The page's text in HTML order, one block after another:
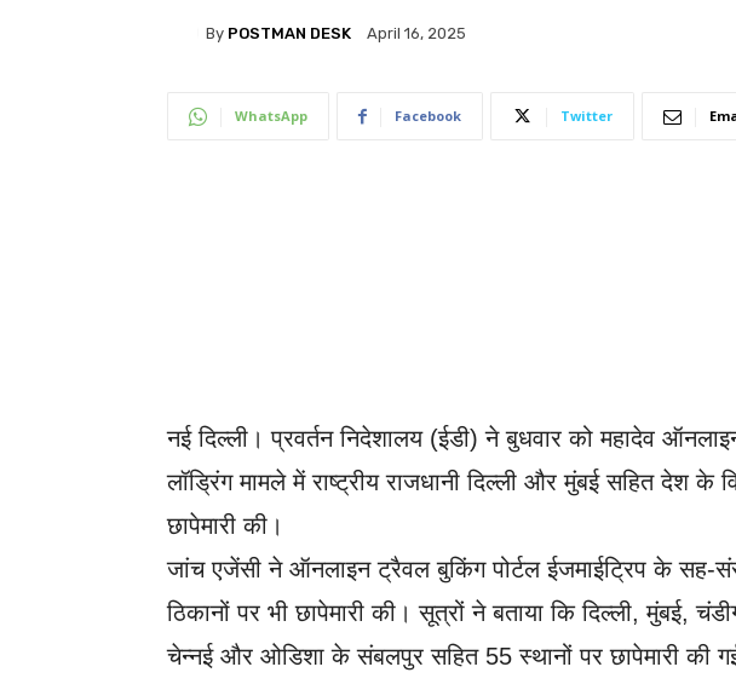
By POSTMAN DESK April 16, 2025
WhatsApp Facebook Twitter
नई दिल्ली। प्रवर्तन निदेशालय (ईडी) ने बुधवार को महादेव
लॉड्रिंग मामले में राष्ट्रीय राजधानी दिल्ली और मुंबई सहित देश के
छापेमारी की।
जांच एजेंसी ने ऑनलाइन ट्रैवल बुकिंग पोर्टल ईजमाईट्रिप के सह-
ठिकानों पर भी छापेमारी की। सूत्रों ने बताया कि दिल्ली, मुंबई,
चेन्नई और ओडिशा के संबलपुर सहित 55 स्थानों पर छापेमारी की